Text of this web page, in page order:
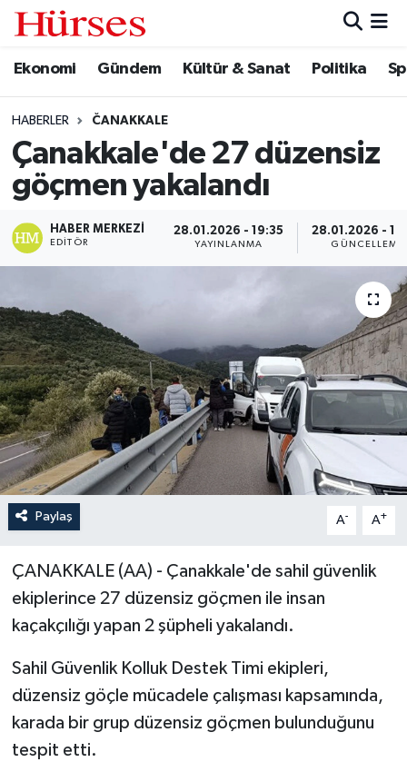
Ekonomi Gündem Kültür & Sanat Politika
HABERLER ČANAKKALE
Çanakkale'de 27 düzensiz
göçmen yakalandı
HABER MERKEZI
EDITÖR
28.01.2026 - 19:35
YAYINLANMA
28.01.2026 -
GÜNCELLEME
Paylaş A- A+
ÇANAKKALE (AA) - Çanakkale'de sahil güvenlik
ekiplerince 27 düzensiz göçmen ile insan
kaçakçılığı yapan 2 şüpheli yakalandı.
Sahil Güvenlik Kolluk Destek Timi ekipleri,
düzensiz göçle mücadele çalışması kapsamında,
karada bir grup düzensiz göçmen bulunduğunu
tespit etti.
Ekonomi
Gündem
Kültür & Sanat
Hava Durumu
Trafik Durumu
Süper Lig Puan Durumu ve Fikstür